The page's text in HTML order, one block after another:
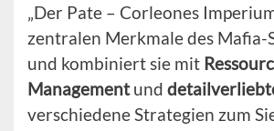
„Der Pate – Corleones
zentralen Merkmale des Mafia-
und kombiniert sie mit
Managementund
verschiedene Strategien zum